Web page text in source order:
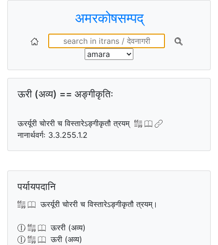
अमरकोषसम्पद्
ऊरी (अव्य) == अङ्गीकृतिः
ऊरर्यूरी चोररी च विस्तारेऽङ्गीकृतौ त्रयम्
नानार्थवर्गः 3.3.255.1.2
पर्यायपदानि
ऊरर्यूरी चोररी च विस्तारेऽङ्गीकृतौ त्रयम्।
ऊररी (अव्य)
ऊरी (अव्य)